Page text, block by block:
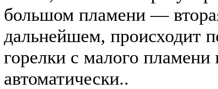
большом пламени —
дальнейшем, происходит
горелки с малого
автоматически..